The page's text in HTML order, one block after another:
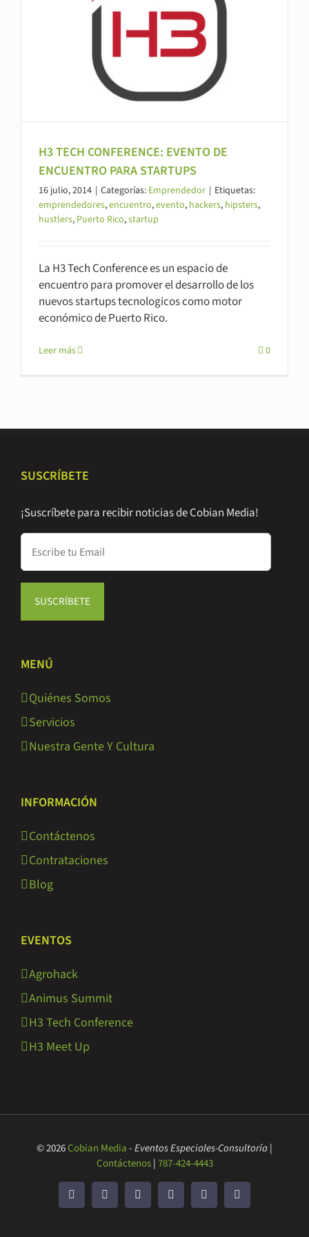
H3 TECH CONFERENCE: EVENTO DE
ENCUENTRO PARA STARTUPS
16 julio, 2014 | Categorías: Emprendedor | Etiquetas:
emprendedores,encuentro,evento, hackers, hipsters,
hustlers, Puerto Rico,startup
La H3 Tech Conference es un espacio de
encuentro para promover el desarrollo de los
nuevos startups tecnologicos como motor
económico de Puerto Rico.
Leer más 0
SUSCRÍBETE
¡Suscríbete para recibir noticias de Cobian Media!
MENÚ
Quiénes Somos
Servicios
Nuestra Gente Y Cultura
INFORMACIÓN
Contáctenos
Contrataciones
Blog
EVENTOS
Agrohack
Animus Summit
H3 Tech Conference
H3 Meet Up
© 2026Cobian Media-Eventos Especiales-Consultoría|
Contáctenos|787-424-4443
FacebookTwitter LinkedInYouTubeRss
Correo
electrónico